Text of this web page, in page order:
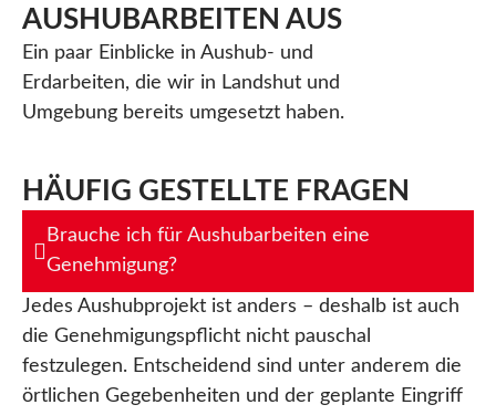
AUSHUBARBEITEN AUS
Ein paar Einblicke in Aushub- und
Erdarbeiten, die wir in Landshut und
Umgebung bereits umgesetzt haben.
HÄUFIG GESTELLTE FRAGEN
Brauche ich für Aushubarbeiten eine
Genehmigung?
Jedes Aushubprojekt ist anders – deshalb ist auch
die Genehmigungspflicht nicht pauschal
festzulegen. Entscheidend sind unter anderem die
örtlichen Gegebenheiten und der geplante Eingriff